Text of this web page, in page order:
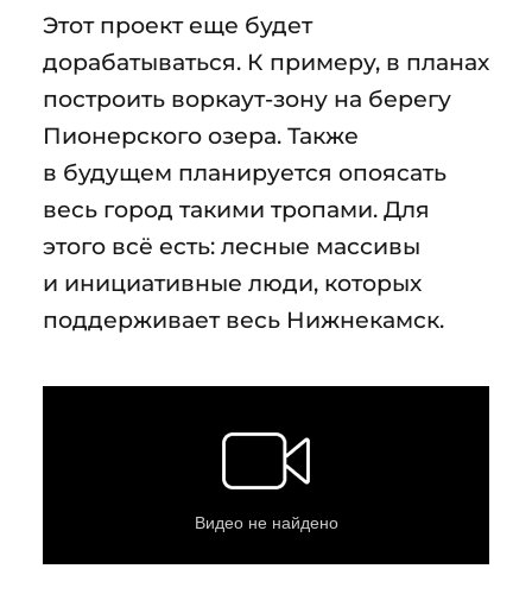
Этот проект еще будет
дорабатываться. К примеру, в планах
построить воркаут-зону на берегу
Пионерского озера. Также
в будущем планируется опоясать
весь город такими тропами. Для
этого всё есть: лесные массивы
и инициативные люди, которых
поддерживает весь Нижнекамск.